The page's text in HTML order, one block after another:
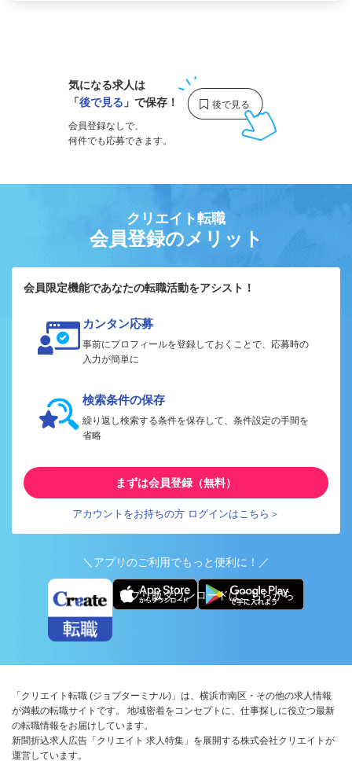
気になる求人は
「後で見る 」で保存！
会員登録なしで、
何件でも応募できます。
クリエイト転職
会員登録のメリット
会員限定機能であなたの転職活動をアシスト！
カンタン応募
事前にプロフィールを登録しておくことで、応募時の
入力が簡単に
検索条件の保存
繰り返し検索する条件を保存して、条件設定の手間を
省略
まずは会員登録（無料）
アカウントをお持ちの方 ログインはこちら＞
＼アプリのご利用でもっと便利に！／
アプリ版ダウンロードはこちらから
「クリエイト転職 (ジョブターミナル)」は、横浜市南区・その他の求人情報
が満載の転職サイトです。 地域密着をコンセプトに、仕事探しに役立つ最新
の転職情報をお届けしています。
新聞折込求人広告「クリエイト 求人特集」を展開する株式会社クリエイトが
運営しています。